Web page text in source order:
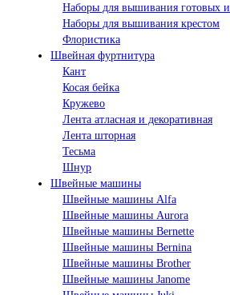
Наборы для вышивания готовых
Наборы для вышивания крестом
Флористика
Швейная фуртнитура
Кант
Косая бейка
Кружево
Лента aтласная и декоративная
Лента шторная
Тесьма
Шнур
Швейные машины
Швейные машины Alfa
Швейные машины Aurora
Швейные машины Bernette
Швейные машины Bernina
Швейные машины Brother
Швейные машины Janome